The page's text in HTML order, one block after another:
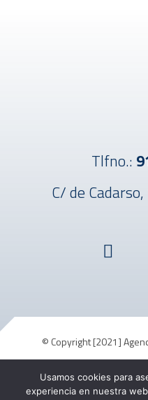
Tlfno.:
C/ de
© Copyright [2021]
Política
Aviso Legal
Usamos cookies para
experiencia en nuestra